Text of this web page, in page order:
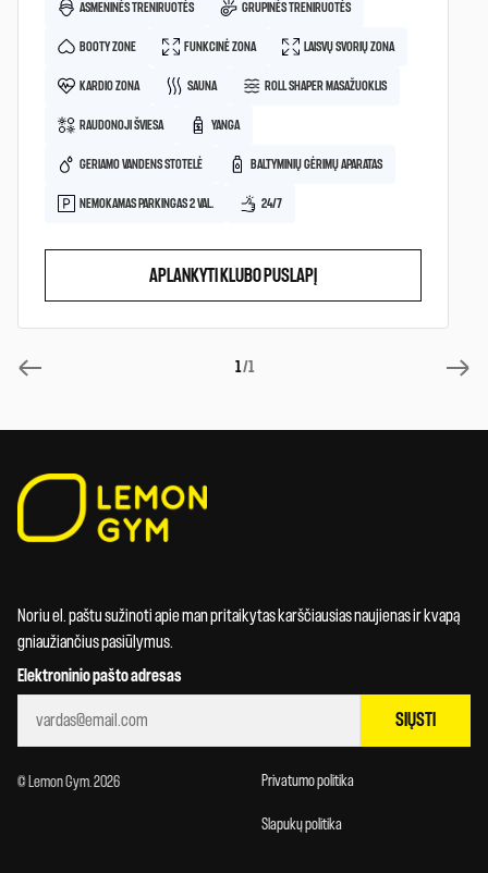
ASMENINĖS TRENIRUOTĖS GRUPINĖS TRENIRUOTĖS
BOOTY ZONE FUNKCINĖ ZONA LAISVŲ SVORIŲ ZONA
KARDIO ZONA SAUNA ROLL SHAPER MASAŽUOKLIS
RAUDONOJI ŠVIESA YANGA
GERIAMO VANDENS STOTELĖ BALTYMINIŲ GĖRIMŲ APARATAS
NEMOKAMAS PARKINGAS 2 VAL. 24/7
APLANKYTI KLUBO PUSLAPĮ
1/1
Noriu el. paštu sužinoti apie man pritaikytas karščiausias naujienas ir kvapą
gniaužiančius pasiūlymus.
Elektroninio pašto adresas
SIŲSTI
© Lemon Gym. 2026 Privatumo politika
Slapukų politika